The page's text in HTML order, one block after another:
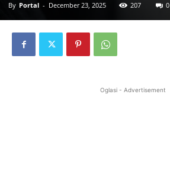
By Portal - December 23, 2025 207 0
Oglasi - Advertisement